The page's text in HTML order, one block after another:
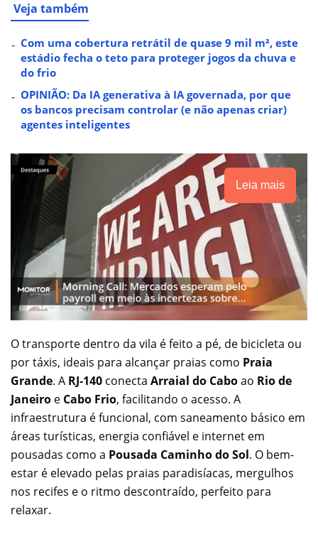
Veja também
Com uma cobertura retrátil de quase 9 mil m², este
estádio fecha o teto para proteger jogos da chuva e
do frio
OPINIÃO: Da IA generativa à IA governada, por que
os bancos precisam controlar (e não apenas criar)
agentes inteligentes
Leia mais
O transporte dentro da vila é feito a pé, de bicicleta ou
por táxis, ideais para alcançar praias como Praia
Grande. A RJ-140 conecta Arraial do Caboao Rio de
Janeiro e Cabo Frio, facilitando o acesso. A
infraestrutura é funcional, com saneamento básico em
áreas turísticas, energia confiável e internet em
pousadas como a Pousada Caminho do Sol. O bem-
estar é elevado pelas praias paradisíacas, mergulhos
nos recifes e o ritmo descontraído, perfeito para
relaxar.